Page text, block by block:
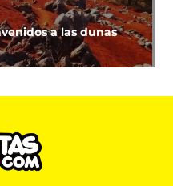
a las dunas